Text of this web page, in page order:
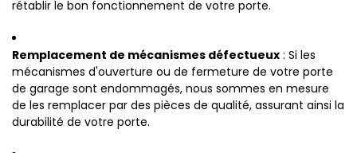
rétablir le bon fonctionnement de votre porte.
Remplacement de mécanismes défectueux : Si les
mécanismes d'ouverture ou de fermeture de votre porte
de garage sont endommagés, nous sommes en mesure
de les remplacer par des pièces de qualité, assurant ainsi la
durabilité de votre porte.